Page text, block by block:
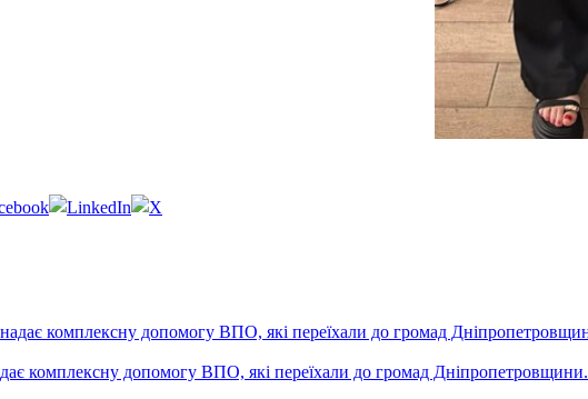
комплексну допомогу ВПО, які переїхали до громад Дніпропетровщини.